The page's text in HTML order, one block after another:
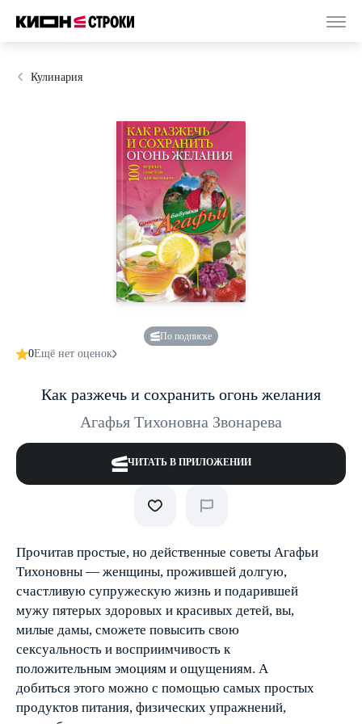
Кулинария
По подписке
0Ещё нет оценок
Как разжечь и сохранить огонь желания
Агафья Тихоновна Звонарева
ЧИТАТЬ В ПРИЛОЖЕНИИ
Прочитав простые, но действенные советы Агафьи
Тихоновны — женщины, прожившей долгую,
счастливую супружескую жизнь и подарившей
мужу пятерых здоровых и красивых детей, вы,
милые дамы, сможете повысить свою
сексуальность и восприимчивость к
положительным эмоциям и ощущениям. А
добиться этого можно с помощью самых простых
продуктов питания, физических упражнений,